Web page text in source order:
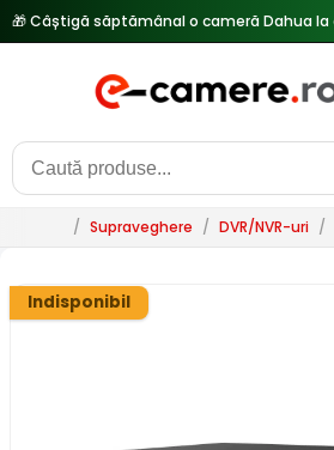
/ Supraveghere / DVR/NVR-uri /
Indisponibil